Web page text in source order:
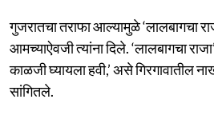
गुजरातचा तराफा आल्यामुळे ‘लालबागचा
आमच्याऐवजी त्यांना दिले. ‘लालबागचा
काळजी घ्यायला हवी,’ असे गिरगावातील
सांगितले.